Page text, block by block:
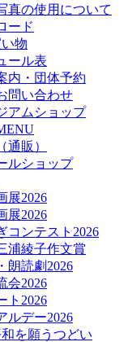
真の使用について
ード
物
ール表
内・団体予約
問い合わせ
アムショップ
通販）
ルショップ
展2026
展2026
コンテスト2026
浦綾子作文賞
朗読劇2026
会2026
ト2026
ルデー2026
を願うつどい